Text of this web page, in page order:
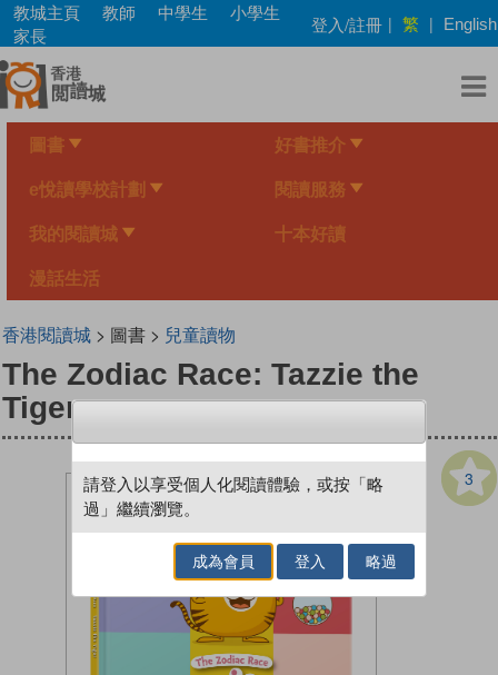
Skip
main
content
教城主頁 教師 中學生
小學生
家長
登入/註冊 | 繁 | English
圖書 好書推介
e悅讀學校計劃 閱讀服務
我的閱讀城 十本好讀
漫話生活
香港閱讀城> 圖書 > 兒童讀物
The Zodiac Race: Tazzie the
Tiger
3
請登入以享受個人化閱讀體驗，或按「略
過」繼續瀏覽。
成為會員 登入 略過